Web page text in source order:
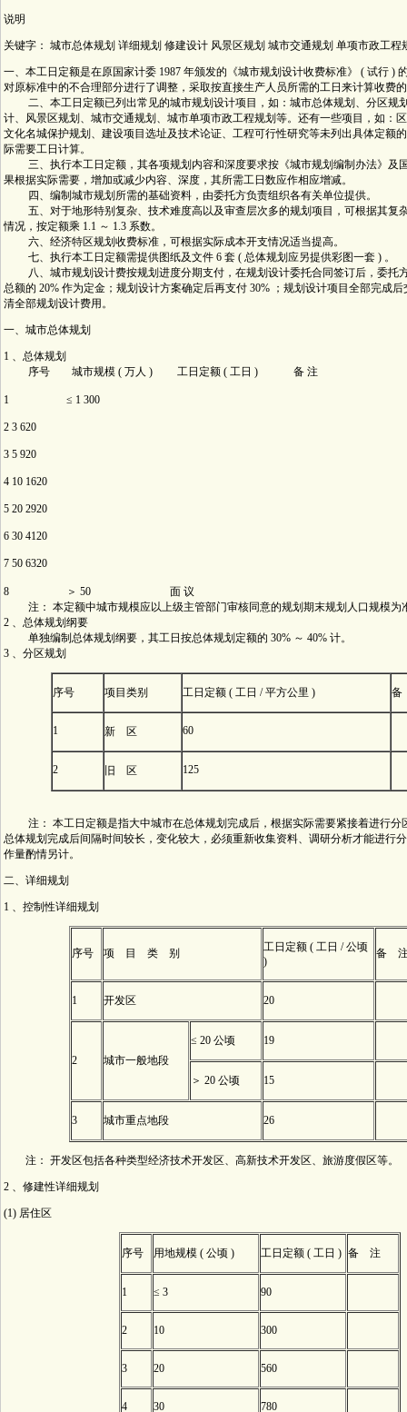
说明
关键字： 城市总体规划 详细规划 修建设计 风景区规划 城市交通规划 单项市政工程
一、本工日定额是在原国家计委 1987 年颁发的《城市规划设计收费标准》 ( 试行 )
对原标准中的不合理部分进行了调整，采取按直接生产人员所需的工日来计算收费
二、本工日定额已列出常见的城市规划设计项目，如：城市总体规划、分区规
计、风景区规划、城市交通规划、城市单项市政工程规划等。还有一些项目，如：
文化名城保护规划、建设项目选址及技术论证、工程可行性研究等未列出具体定额
际需要工日计算。
三、执行本工日定额，其各项规划内容和深度要求按《城市规划编制办法》及
果根据实际需要，增加或减少内容、深度，其所需工日数应作相应增减。
四、编制城市规划所需的基础资料，由委托方负责组织各有关单位提供。
五、对于地形特别复杂、技术难度高以及审查层次多的规划项目，可根据其复
情况，按定额乘 1.1 ～ 1.3 系数。
六、经济特区规划收费标准，可根据实际成本开支情况适当提高。
七、执行本工日定额需提供图纸及文件 6 套 ( 总体规划应另提供彩图一套 ) 。
八、城市规划设计费按规划进度分期支付，在规划设计委托合同签订后，委托
总额的 20% 作为定金；规划设计方案确定后再支付 30% ；规划设计项目全部完成
清全部规划设计费用。
一、城市总体规划
1 、总体规划
序号 城市规模 ( 万人 ) 工日定额 ( 工日 ) 备 注
1 ≤ 1 300
2 3 620
3 5 920
4 10 1620
5 20 2920
6 30 4120
7 50 6320
8 ＞ 50 面 议
注： 本定额中城市规模应以上级主管部门审核同意的规划期末规划人口规模为
2 、总体规划纲要
单独编制总体规划纲要，其工日按总体规划定额的 30% ～ 40% 计。
3 、分区规划
序号 项目类别 工日定额 ( 工日 / 平方公里 )
1 新 区 60
2 旧 区 125
注： 本工日定额是指大中城市在总体规划完成后，根据实际需要紧接着进行分
总体规划完成后间隔时间较长，变化较大，必须重新收集资料、调研分析才能进行
作量酌情另计。
二、详细规划
1 、控制性详细规划
序号 项 目 类 别
工日定额 ( 工日 / 公顷
)
备
1 开发区 20
2 城市一般地段
≤ 20 公顷 19
＞ 20 公顷 15
3 城市重点地段 26
注： 开发区包括各种类型经济技术开发区、高新技术开发区、旅游度假区等。
2 、修建性详细规划
(1) 居住区
序号 用地规模 ( 公顷 ) 工日定额 ( 工日 ) 备 注
1 ≤ 3 90
2 10 300
3 20 560
4 30 780